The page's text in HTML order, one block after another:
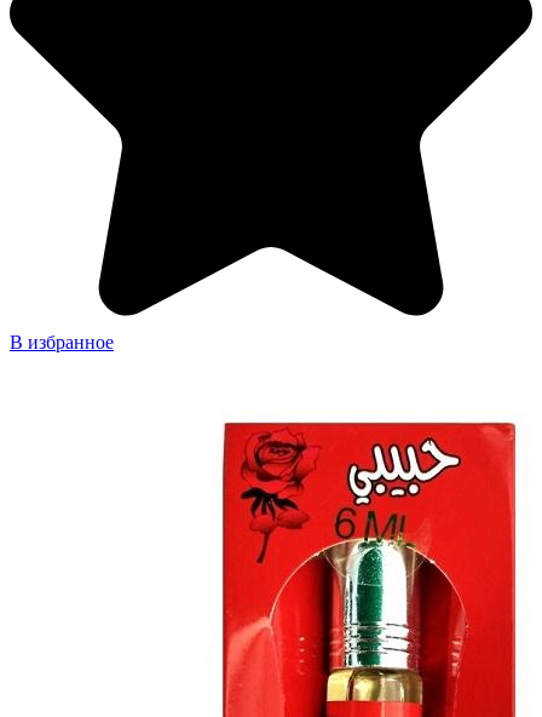
В избранное